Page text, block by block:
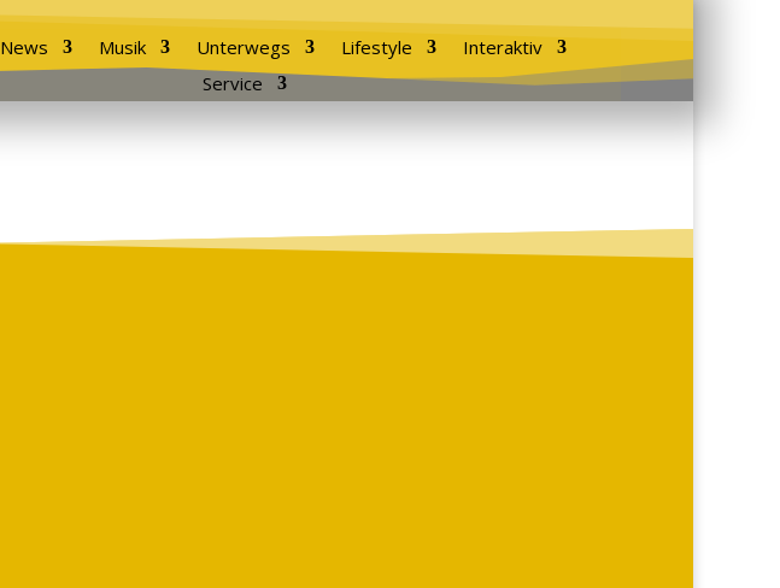
News Musik Unterwegs Lifestyle
Interaktiv
Service